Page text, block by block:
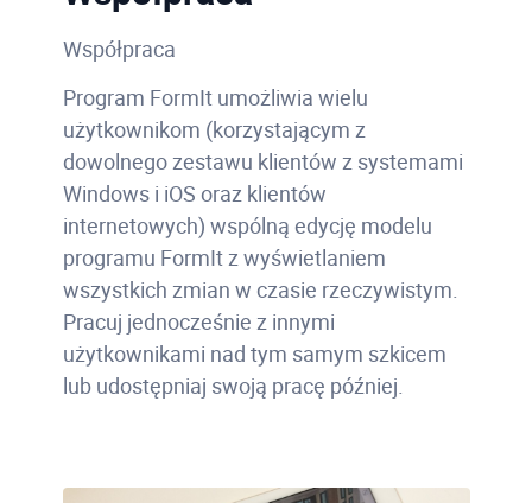
Współpraca
Program FormIt umożliwia wielu
użytkownikom (korzystającym z
dowolnego zestawu klientów z systemami
Windows i iOS oraz klientów
internetowych) wspólną edycję modelu
programu FormIt z wyświetlaniem
wszystkich zmian w czasie rzeczywistym.
Pracuj jednocześnie z innymi
użytkownikami nad tym samym szkicem
lub udostępniaj swoją pracę później.